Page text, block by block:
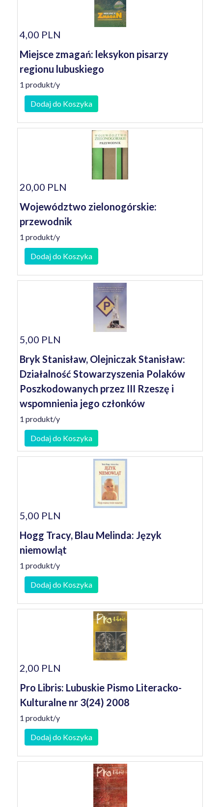
4,00 PLN
Miejsce zmagań: leksykon pisarzy
regionu lubuskiego
1 produkt/y
Dodaj do Koszyka
20,00 PLN
Województwo zielonogórskie:
przewodnik
1 produkt/y
Dodaj do Koszyka
5,00 PLN
Bryk Stanisław, Olejniczak Stanisław:
Działalność Stowarzyszenia Polaków
Poszkodowanych przez III Rzeszę i
wspomnienia jego członków
1 produkt/y
Dodaj do Koszyka
5,00 PLN
Hogg Tracy, Blau Melinda: Język
niemowląt
1 produkt/y
Dodaj do Koszyka
2,00 PLN
Pro Libris: Lubuskie Pismo Literacko-
Kulturalne nr 3(24) 2008
1 produkt/y
Dodaj do Koszyka